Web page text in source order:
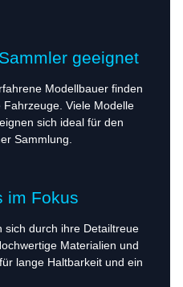
geeignet
Modellbauer finden
Viele Modelle
sich ideal für den
Sammlung.
im Fokus
sich durch ihre Detailtreue
Materialien und
lange Haltbarkeit und ein